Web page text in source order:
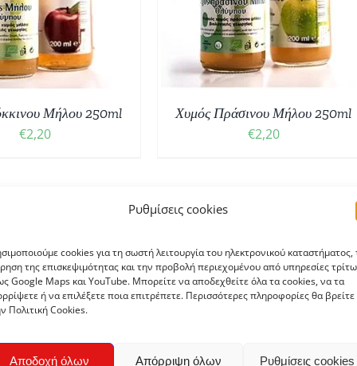
Ρυθμίσεις cookies
cookies για τη σωστή λειτουργία του ηλεκτρονικού καταστήματος,
της επισκεψιμότητας και την προβολή περιεχομένου από υπηρεσίες
Google Maps και YouTube. Μπορείτε να αποδεχθείτε όλα τα cookies, να τα
ή να επιλέξετε ποια επιτρέπετε. Περισσότερες πληροφορίες θα βρείτε
Πολιτική Cookies.
Αποδοχή όλων Απόρριψη όλων Ρυθμίσεις cookies
Μήλου 250ml
€2,20
Χυμός Πράσινου Μήλου 250ml
€2,20
ΝΕΟ